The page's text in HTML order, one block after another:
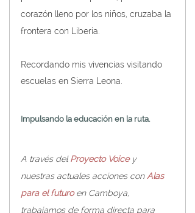
corazón lleno por los niños, cruzaba la
frontera con Liberia.
Recordando mis vivencias visitando
escuelas en Sierra Leona.
Impulsando la educación en la ruta.
A través del Proyecto Voice y
nuestras actuales acciones con Alas
para el futuro en Camboya,
trabajamos de forma directa para